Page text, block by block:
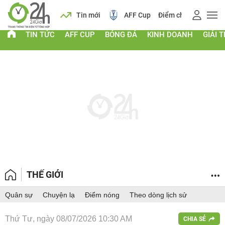
Lịch Tin mới AFF Cup Điểm chuẩn 2026
TIN TỨC AFF CUP BÓNG ĐÁ KINH DOANH GIẢI
THẾ GIỚI
Quân sự Chuyện lạ Điểm nóng Theo dòng lịch sử
Thứ Tư, ngày 08/07/2026 10:30 AM CHIA SẺ